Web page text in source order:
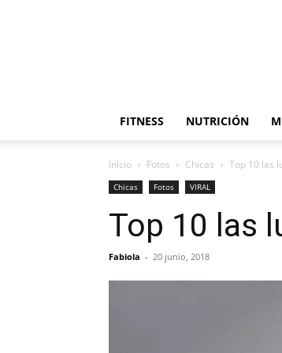
FITNESS NUTRICIÓN
Inicio Fotos Chicas Top 10 las
Chicas Fotos VIRAL
Top 10 las
Fabiola - 20 junio, 2018